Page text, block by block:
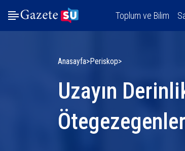
Toplum ve Bilim
Anasayfa Periskop
Uzayın